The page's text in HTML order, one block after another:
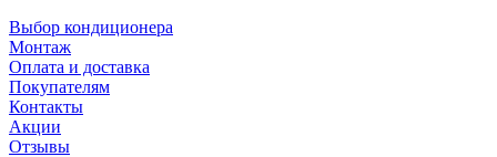
Выбор кондиционера
Монтаж
Оплата и доставка
Покупателям
Контакты
Акции
Отзывы